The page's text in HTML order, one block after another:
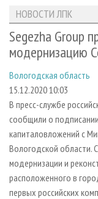
ЛЕСОЗАГОТОВКА
ЛЕСОПИЛЕНИЕ
СУШКА ДРЕВЕСИНЫ
ПРОИЗВОДСТВО
ДЕРЕВЯННОЕ
ПРОИЗВОДСТВО
БИОЭНЕРГЕТИКА
ЦБП
НОВОСТИ ЛПК
НОВОСТИ
ПРОЕКТЫ ЛПИ
АНАЛИТИКА
ПРЕДПРИЯТИЯ
ПЕРСОНЫ
МОБИЛЬНЫЕ
ОФИЦИАЛЬНЫЕ
ПРИОРИТЕТНЫЕ
RUSSIAN
ГАЗЕТА
АРХИВ
АРХИВ
О ЖУРНАЛЕ
ПОДПИСКА
КОНТАКТЫ
РЕКЛАМОДАТЕЛЯМ
РЕКЛАМА
РЕКЛАМА НА
НОВОСТИ ЛПК
Segezha Group
модернизацию
Вологодская область
15.12.2020 10:03
В пресс-службе
сообщили о
капиталовложений с
Вологодской области.
модернизации и
расположенного в
первых российских